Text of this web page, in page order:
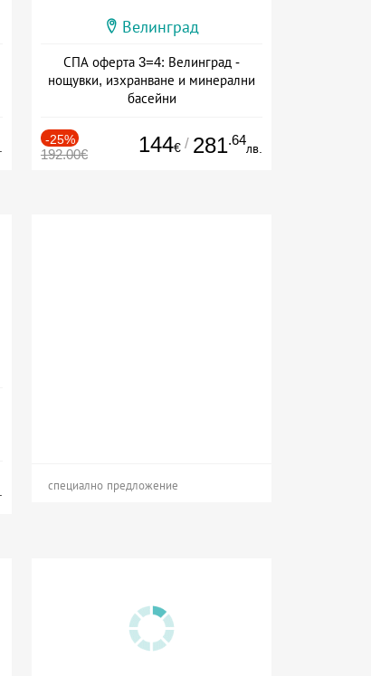
Велинград
СПА оферта 3=4: Велинград -
нощувки, изхранване и минерални
басейни
-25%
192.00€ 144€ / 281.64
лв.
специално предложение